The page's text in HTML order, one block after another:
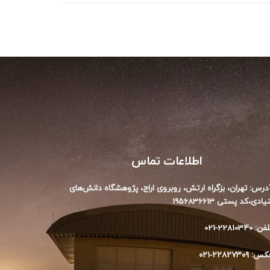
اطلاعات تماس
تهران، بزگراه ارتش، روبروی اراج،‌ پژوهشگاه دانش‌های
پستی 1956836613
22810340-021
۲۲۸۲۷۳۰۹-۰۲۱